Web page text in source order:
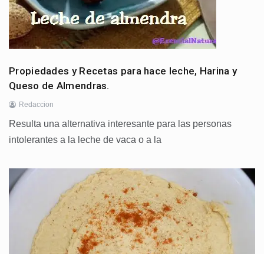
Propiedades y Recetas para hace leche, Harina y
Queso de Almendras.
Redaccion
Resulta una alternativa interesante para las personas
intolerantes a la leche de vaca o a la